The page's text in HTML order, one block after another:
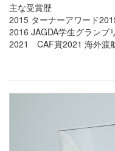
主な受賞歴
2015 ターナーアワード
2016 JAGDA学生グランプ
2021 CAF賞2021 海外渡